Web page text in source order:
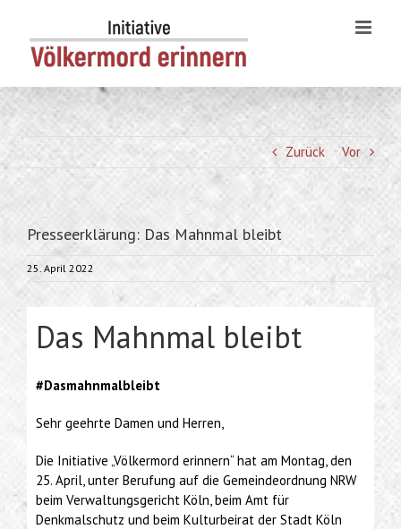
content
Zurück Vor
Presseerklärung: Das Mahnmal bleibt
25. April 2022
Das Mahnmal bleibt
#Dasmahnmalbleibt
Sehr geehrte Damen und Herren,
Die Initiative „Völkermord erinnern“ hat am Montag, den
25. April, unter Berufung auf die Gemeindeordnung NRW
beim Verwaltungsgericht Köln, beim Amt für
Denkmalschutz und beim Kulturbeirat der Stadt Köln